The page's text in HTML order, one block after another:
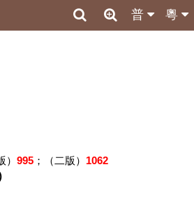
粵
普
995；（二版） 1062